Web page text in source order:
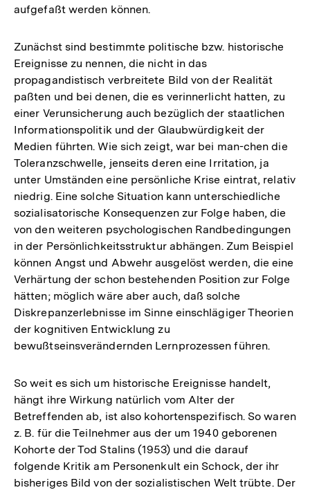
aufgefaßt werden können.
Zunächst sind bestimmte politische bzw. historische
Ereignisse zu nennen, die nicht in das
propagandistisch verbreitete Bild von der Realität
paßten und bei denen, die es verinnerlicht hatten, zu
einer Verunsicherung auch bezüglich der staatlichen
Informationspolitik und der Glaubwürdigkeit der
Medien führten. Wie sich zeigt, war bei man-chen die
Toleranzschwelle, jenseits deren eine Irritation, ja
unter Umständen eine persönliche Krise eintrat, relativ
niedrig. Eine solche Situation kann unterschiedliche
sozialisatorische Konsequenzen zur Folge haben, die
von den weiteren psychologischen Randbedingungen
in der Persönlichkeitsstruktur abhängen. Zum Beispiel
können Angst und Abwehr ausgelöst werden, die eine
Verhärtung der schon bestehenden Position zur Folge
hätten; möglich wäre aber auch, daß solche
Diskrepanzerlebnisse im Sinne einschlägiger Theorien
der kognitiven Entwicklung zu
bewußtseinsverändernden Lernprozessen führen.
So weit es sich um historische Ereignisse handelt,
hängt ihre Wirkung natürlich vom Alter der
Betreffenden ab, ist also kohortenspezifisch. So waren
z. B. für die Teilnehmer aus der um 1940 geborenen
Kohorte der Tod Stalins (1953) und die darauf
folgende Kritik am Personenkult ein Schock, der ihr
bisheriges Bild von der sozialistischen Welt trübte. Der
Zum